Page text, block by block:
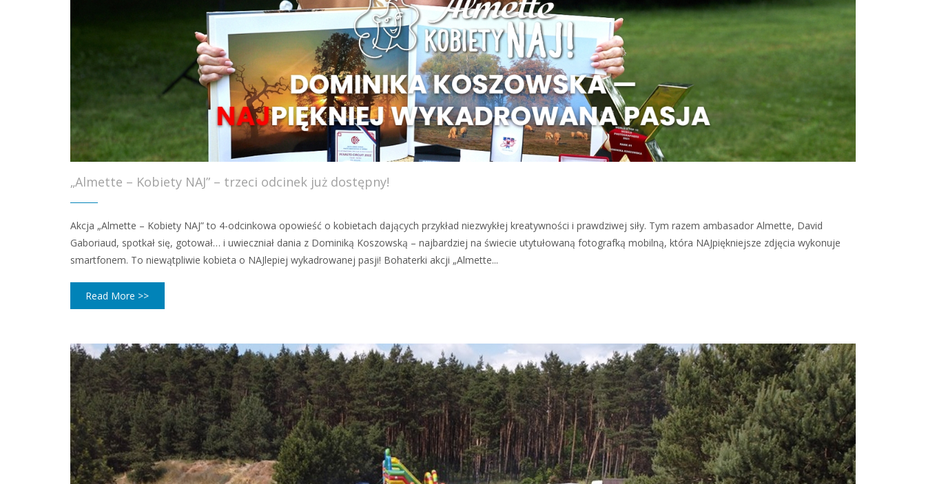
„Almette – Kobiety NAJ” – trzeci odcinek już dostępny!
Akcja „Almette – Kobiety NAJ” to 4-odcinkowa opowieść o kobietach dających przykład niezwykłej kreatywności i prawdziwej siły. Tym razem ambasador Almette, David
Gaboriaud, spotkał się, gotował… i uwieczniał dania z Dominiką Koszowską – najbardziej na świecie utytułowaną fotografką mobilną, która NAJpiękniejsze zdjęcia wykonuje
smartfonem. To niewątpliwie kobieta o NAJlepiej wykadrowanej pasji! Bohaterki akcji „Almette...
Read More >>